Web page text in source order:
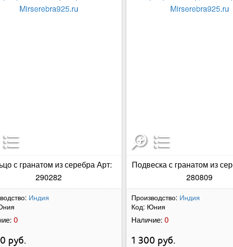
с гранатом из серебра Арт:
290282
Индия
0
руб.
Подвеска с гранатом из
280809
Производство: Индия
Код: Юния
Наличие: 0
1 300 руб.